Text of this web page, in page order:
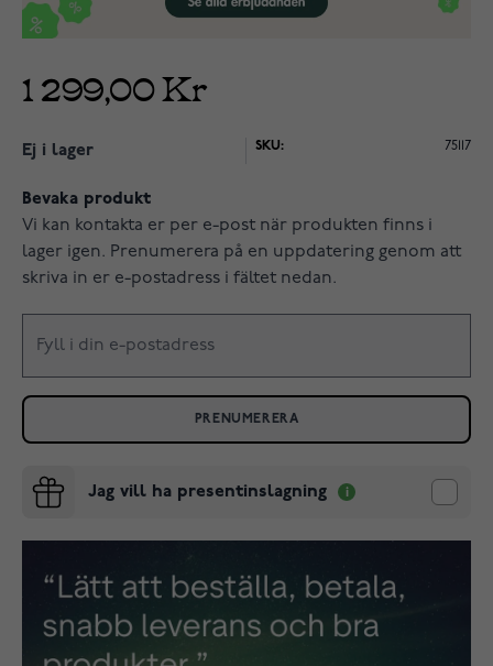
1 299,00 Kr
Ej i lager SKU: 75117
Bevaka produkt
Vi kan kontakta er per e-post när produkten finns i
lager igen. Prenumerera på en uppdatering genom att
skriva in er e-postadress i fältet nedan.
PRENUMERERA
Jag vill ha presentinslagning